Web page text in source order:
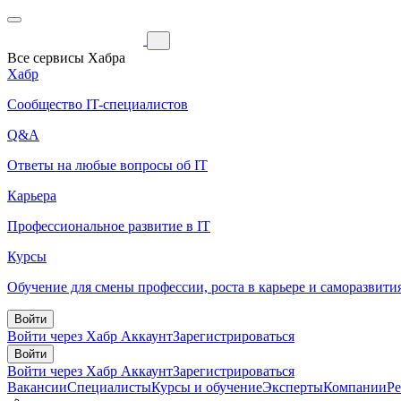
Все сервисы Хабра
Хабр
Сообщество IT-специалистов
Q&A
Ответы на любые вопросы об IT
Карьера
Профессиональное развитие в IT
Курсы
Обучение для смены профессии, роста в карьере и
Войти
Войти через Хабр АккаунтЗарегистрироваться
Войти
Войти через Хабр АккаунтЗарегистрироваться
ВакансииСпециалистыКурсы и обучениеЭкспертыКомпании